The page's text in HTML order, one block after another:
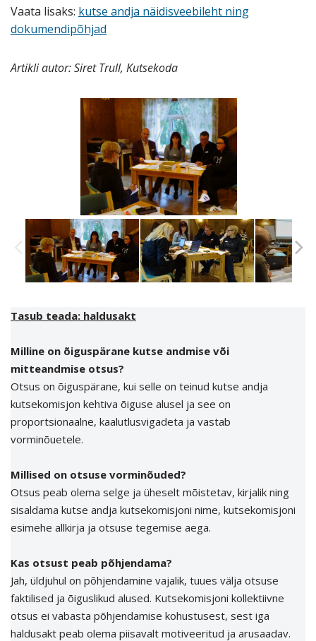
Vaata lisaks: kutse andja näidisveebileht ning
dokumendipõhjad
Artikli autor: Siret Trull, Kutsekoda
Tasub teada: haldusakt
Milline on õiguspärane kutse andmise või
mitteandmise otsus?
Otsus on õiguspärane, kui selle on teinud kutse andja
kutsekomisjon kehtiva õiguse alusel ja see on
proportsionaalne, kaalutlusvigadeta ja vastab
vorminõuetele.
Millised on otsuse vorminõuded?
Otsus peab olema selge ja üheselt mõistetav, kirjalik ning
sisaldama kutse andja kutsekomisjoni nime, kutsekomisjoni
esimehe allkirja ja otsuse tegemise aega.
Kas otsust peab põhjendama?
Jah, üldjuhul on põhjendamine vajalik, tuues välja otsuse
faktilised ja õiguslikud alused. Kutsekomisjoni kollektiivne
otsus ei vabasta põhjendamise kohustusest, sest iga
haldusakt peab olema piisavalt motiveeritud ja arusaadav.